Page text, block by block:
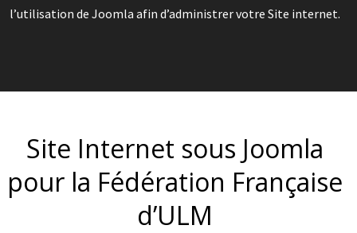
l’utilisation de Joomla afin d’administrer votre Site internet.
Site Internet sous Joomla
pour la Fédération Française
d’ULM